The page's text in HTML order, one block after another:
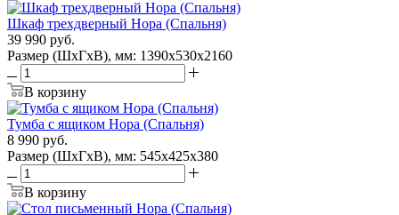
Шкаф трехдверный Нора (Спальня)
39 990 руб.
Размер (ШхГхВ), мм: 1390х530х2160
В корзину
Тумба с ящиком Нора (Спальня)
8 990 руб.
Размер (ШхГхВ), мм: 545х425х380
В корзину